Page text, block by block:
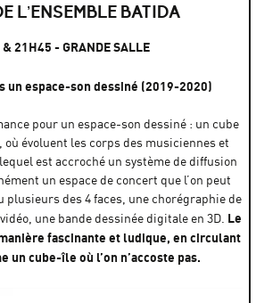
L’ENSEMBLE BATIDA
21H45 - GRANDE SALLE
un espace-son dessiné (2019-2020)
pour un espace-son dessiné : un cube
où évoluent les corps des musiciennes et
est accroché un système de diffusion
un espace de concert que l’on peut
plusieurs des 4 faces, une chorégraphie de
une bande dessinée digitale en 3D. Le
fascinante et ludique, en circulant
un cube-île où l’on n’accoste pas.